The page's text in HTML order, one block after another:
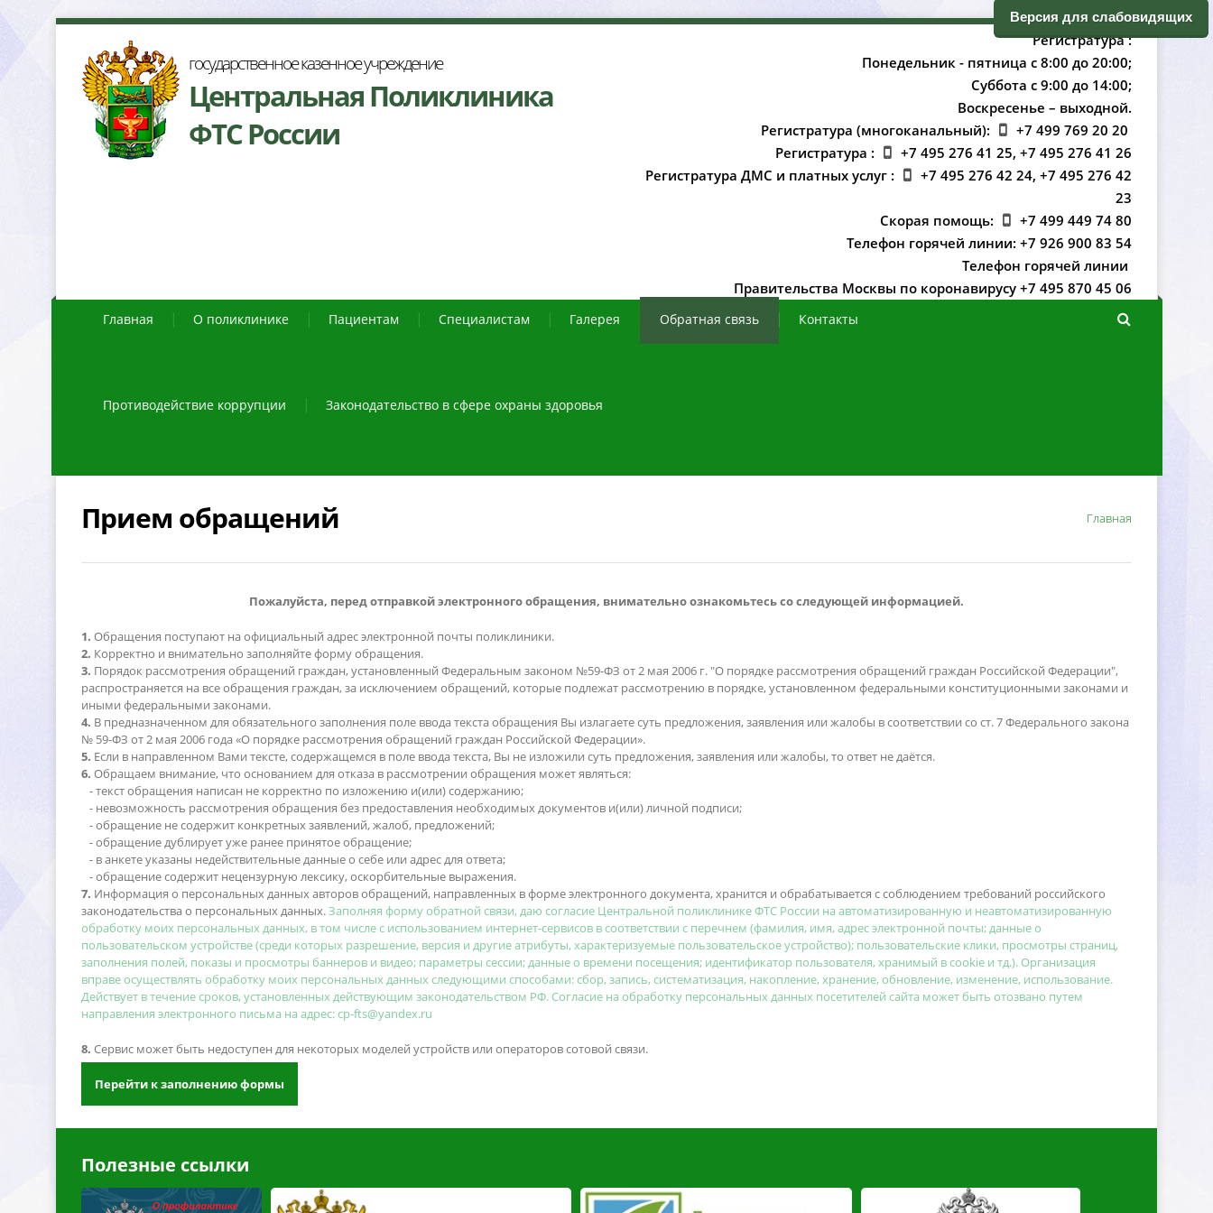
осударственное казенное учреждение
Центральная Поликлиника
ФТС России
Регистратура :
Понедельник - пятница с 8:00 до 20:00;
Суббота с 9:00 до 14:00;
оскресенье – выходной.
Регистратура (многоканальный):
+7 499 769 20 20
Регистратура :
+7 495 276 41 25, +7 495 276 41 26
Регистратура ДМС и платных услуг :
+7 495 276 42 24, +7 495 276 42
23
Скорая помощь:
+7 499 449 74 80
Телефон горячей линии: +7 926 900 83 54
Телефон горячей линии
Правительства Москвы по коронавирусу +7 495 870 45 06
Главная О поликлинике Пациентам Специалистам Галерея Обратная связь Контакты
Противодействие коррупции Законодательство в сфере охраны здоровья
Прием обращений Главная
Пожалуйста, перед отправкой электронного обращения, внимательно ознакомьтесь со следующей информацией.
1. Обращения поступают на официальный адрес электронной почты поликлиники.
2. Корректно и внимательно заполняйте форму обращения.
3. Порядок рассмотрения обращений граждан, установленный Федеральным законом №59-ФЗ от 2 мая 2006 г. "О порядке рассмотрения обращений граждан Российской Федерации",
распространяется на все обращения граждан, за исключением обращений, которые подлежат рассмотрению в порядке, установленном федеральными конституционными законами и
иными федеральными законами.
4. предназначенном для обязательного заполнения поле ввода текста обращения Вы излагаете суть предложения, заявления или жалобы в соответствии со ст. 7 Федерального закона
№ 59-ФЗ от 2 мая 2006 года «О порядке рассмотрения обращений граждан Российской Федерации».
5. Если в направленном Вами тексте, содержащемся в поле ввода текста, Вы не изложили суть предложения, заявления или жалобы, то ответ не даётся.
6. Обращаем внимание, что основанием для отказа в рассмотрении обращения может являться:
- текст обращения написан не корректно по изложению и(или) содержанию;
- невозможность рассмотрения обращения без предоставления необходимых документов и(или) личной подписи;
- обращение не содержит конкретных заявлений, жалоб, предложений;
- обращение дублирует уже ранее принятое обращение;
- в анкете указаны недействительные данные о себе или адрес для ответа;
- обращение содержит нецензурную лексику, оскорбительные выражения.
7. Информация о персональных данных авторов обращений, направленных в форме электронного документа, хранится и обрабатывается с соблюдением требований российского
законодательства о персональных данных.Заполняя форму обратной связи, даю согласие Центральной поликлинике ФТС России на автоматизированную и неавтоматизированную
обработку моих персональных данных, в том числе с использованием интернет-сервисов в соответствии с перечнем (фамилия, имя, адрес электронной почты; данные о
пользовательском устройстве (среди которых разрешение, версия и другие атрибуты, характеризуемые пользовательское устройство); пользовательские клики, просмотры страниц,
заполнения полей, показы и просмотры баннеров и видео; параметры сессии; данные о времени посещения; идентификатор пользователя, хранимый в cookie и тд.). Организация
праве осуществлять обработку моих персональных данных следующими способами: сбор, запись, систематизация, накопление, хранение, обновление, изменение, использование.
Действует в течение сроков, установленных действующим законодательством РФ. Согласие на обработку персональных данных посетителей сайта может быть отозвано путем
направления электронного письма на адрес: cp-fts@yandex.ru
8. Сервис может быть недоступен для некоторых моделей устройств или операторов сотовой связи.
Перейти к заполнению формы
ерсия для слабовидящих
Полезные ссылки